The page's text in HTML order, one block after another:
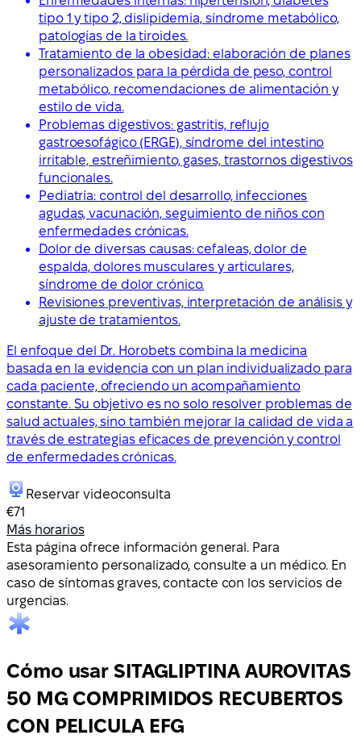
tipo 1 y tipo 2, dislipidemia, síndrome metabólico,
patologías de la tiroides.
Tratamiento de la obesidad: elaboración de planes
personalizados para la pérdida de peso, control
metabólico, recomendaciones de alimentación y
estilo de vida.
Problemas digestivos: gastritis, reflujo
gastroesofágico (ERGE), síndrome del intestino
irritable, estreñimiento, gases, trastornos digestivos
funcionales.
Pediatría: control del desarrollo, infecciones
agudas, vacunación, seguimiento de niños con
enfermedades crónicas.
Dolor de diversas causas: cefaleas, dolor de
espalda, dolores musculares y articulares,
síndrome de dolor crónico.
Revisiones preventivas, interpretación de análisis y
ajuste de tratamientos.
El enfoque del Dr. Horobets combina la medicina
basada en la evidencia con un plan individualizado para
cada paciente, ofreciendo un acompañamiento
constante. Su objetivo es no solo resolver problemas de
salud actuales, sino también mejorar la calidad de vida a
través de estrategias eficaces de prevención y control
de enfermedades crónicas.
Reservar videoconsulta
€71
Más horarios
Esta página ofrece información general. Para
asesoramiento personalizado, consulte a un médico. En
caso de síntomas graves, contacte con los servicios de
urgencias.
Cómo usar SITAGLIPTINA AUROVITAS
50 MG COMPRIMIDOS RECUBERTOS
CON PELICULA EFG